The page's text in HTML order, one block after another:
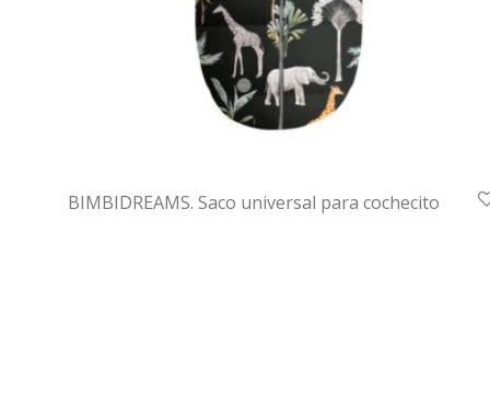
BIMBIDREAMS. Saco universal para cochecito